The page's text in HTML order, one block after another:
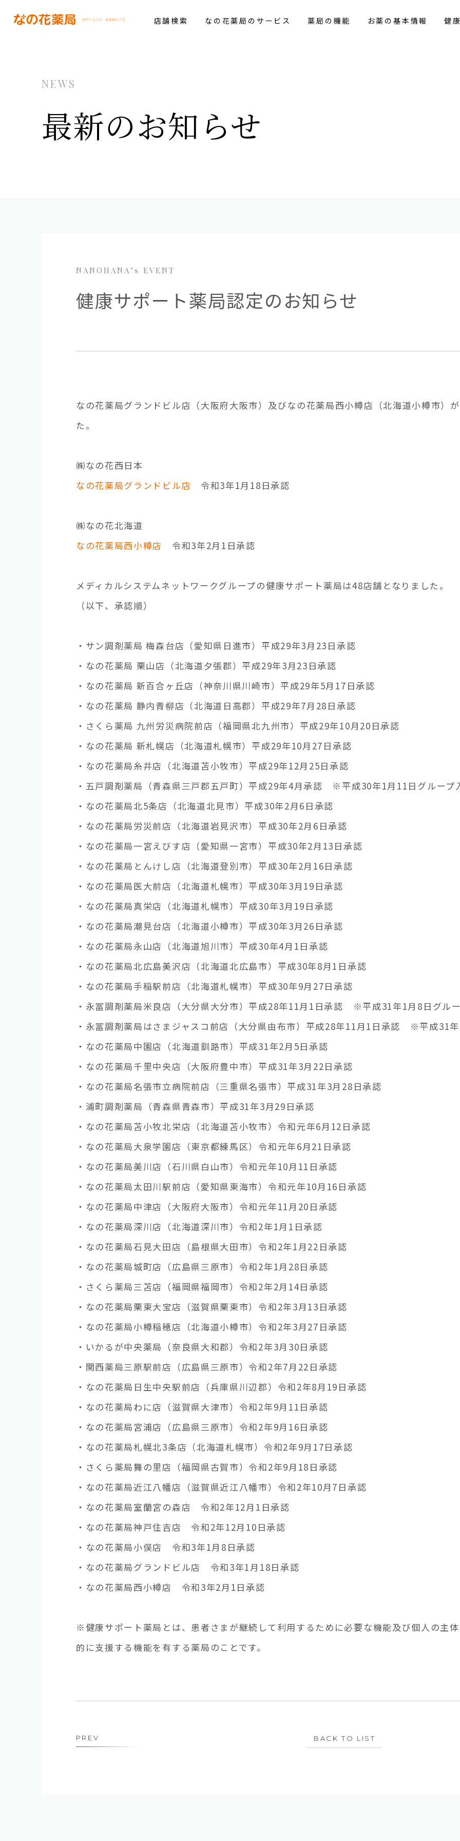
店舗検索 なの花薬局のサービス 薬局の機能 お薬の基本情報 健
NEWS
最新のお知らせ
NANOHANA’s EVENT
健康サポート薬局認定のお知らせ
なの花薬局グランドビル店（大阪府大阪市）及びなの花薬局西小樽店（北海道小樽市）
た。
㈱なの花西日本
なの花薬局グランドビル店 令和3年1月18日承認
㈱なの花北海道
なの花薬局西小樽店
令和3年2月1日承認
メディカルシステムネットワークグループの健康サポート薬局は48店舗となりました。
（以下、承認順）
・サン調剤薬局 梅森台店（愛知県日進市）平成29年3月23日承認
・なの花薬局 栗山店（北海道夕張郡）平成29年3月23日承認
・なの花薬局 新百合ヶ丘店（神奈川県川崎市）平成29年5月17日承認
・なの花薬局 静内青柳店（北海道日高郡）平成29年7月28日承認
・さくら薬局 九州労災病院前店（福岡県北九州市）平成29年10月20日承認
・なの花薬局 新札幌店（北海道札幌市）平成29年10月27日承認
・なの花薬局糸井店（北海道苫小牧市）平成29年12月25日承認
・五戸調剤薬局（青森県三戸郡五戸町）平成29年4月承認 ※平成30年1月11日グループ
・なの花薬局北5条店（北海道北見市）平成30年2月6日承認
・なの花薬局労災前店（北海道岩見沢市）平成30年2月6日承認
・なの花薬局一宮えびす店（愛知県一宮市）平成30年2月13日承認
・なの花薬局とんけし店（北海道登別市）平成30年2月16日承認
・なの花薬局医大前店（北海道札幌市）平成30年3月19日承認
・なの花薬局真栄店（北海道札幌市）平成30年3月19日承認
・なの花薬局潮見台店（北海道小樽市）平成30年3月26日承認
・なの花薬局永山店（北海道旭川市）平成30年4月1日承認
・なの花薬局北広島美沢店（北海道北広島市）平成30年8月1日承認
・なの花薬局手稲駅前店（北海道札幌市）平成30年9月27日承認
・永冨調剤薬局米良店（大分県大分市）平成28年11月1日承認 ※平成31年1月8日グル
・永冨調剤薬局はさまジャスコ前店（大分県由布市）平成28年11月1日承認 ※平成31
・なの花薬局中園店（北海道釧路市）平成31年2月5日承認
・なの花薬局千里中央店（大阪府豊中市）平成31年3月22日承認
・なの花薬局名張市立病院前店（三重県名張市）平成31年3月28日承認
・浦町調剤薬局（青森県青森市）平成31年3月29日承認
・なの花薬局苫小牧北栄店（北海道苫小牧市）令和元年6月12日承認
・なの花薬局大泉学園店（東京都練馬区）令和元年6月21日承認
・なの花薬局美川店（石川県白山市）令和元年10月11日承認
・なの花薬局太田川駅前店（愛知県東海市）令和元年10月16日承認
・なの花薬局中津店（大阪府大阪市）令和元年11月20日承認
・なの花薬局深川店（北海道深川市）令和2年1月1日承認
・なの花薬局石見大田店（島根県大田市）令和2年1月22日承認
・なの花薬局城町店（広島県三原市）令和2年1月28日承認
・さくら薬局三苫店（福岡県福岡市）令和2年2月14日承認
・なの花薬局栗東大宝店（滋賀県栗東市）令和2年3月13日承認
・なの花薬局小樽稲穂店（北海道小樽市）令和2年3月27日承認
・いかるが中央薬局（奈良県大和郡）令和2年3月30日承認
・関西薬局三原駅前店（広島県三原市）令和2年7月22日承認
・なの花薬局日生中央駅前店（兵庫県川辺郡）令和2年8月19日承認
・なの花薬局わに店（滋賀県大津市）令和2年9月11日承認
・なの花薬局宮浦店（広島県三原市）令和2年9月16日承認
・なの花薬局札幌北3条店（北海道札幌市）令和2年9月17日承認
・さくら薬局舞の里店（福岡県古賀市）令和2年9月18日承認
・なの花薬局近江八幡店（滋賀県近江八幡市）令和2年10月7日承認
・なの花薬局室蘭宮の森店 令和2年12月1日承認
・なの花薬局神戸住吉店 令和2年12月10日承認
・なの花薬局小俣店 令和3年1月8日承認
・なの花薬局グランドビル店 令和3年1月18日承認
・なの花薬局西小樽店 令和3年2月1日承認
※健康サポート薬局とは、患者さまが継続して利用するために必要な機能及び個人の主
的に支援する機能を有する薬局のことです。
PREV BACK TO LIST